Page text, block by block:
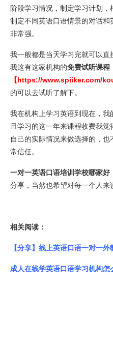
阶段学习情况，制定学习计划
制定不同英语口语情景的对话
非常强。
我一般都是当天学习完就可以直
我这有这家机构的免费试听课程
【https://www.spiiker.com/
的可以去试听了解下。
我在机构上学习英语到现在，
且学习的这一年来课程收费我
自己的实际情况来做选择的，
常信任。
一对一英语口语培训学校哪家好
分享，当然也希望对每一个人来
相关阅读：
【分享】线上英语口语一对一
成人在线学英语口语学习机构怎